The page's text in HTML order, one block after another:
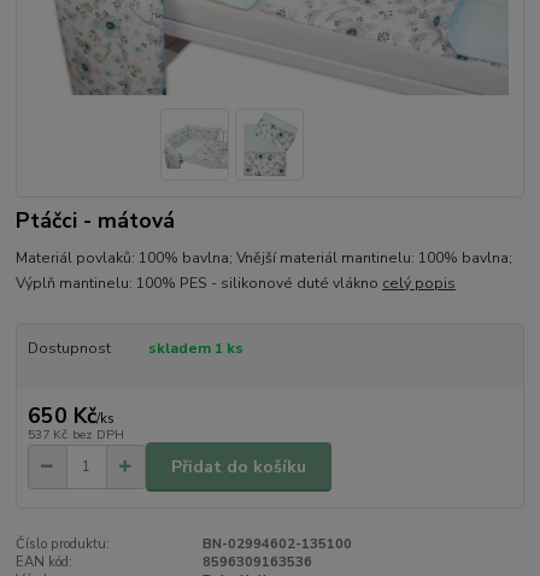
Ptáčci - mátová
Materiál povlaků: 100% bavlna; Vnější materiál mantinelu: 100% bavlna;
Výplň mantinelu: 100% PES - silikonové duté vlákno celý popis
Dostupnost skladem 1 ks
650 Kč/ks
537 Kč bez DPH
Přidat do košíku
Číslo produktu:
BN-02994602-135100
EAN kód:
8596309163536